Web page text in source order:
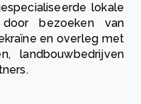
lokale
door bezoeken van
en overleg met
landbouwbedrijven